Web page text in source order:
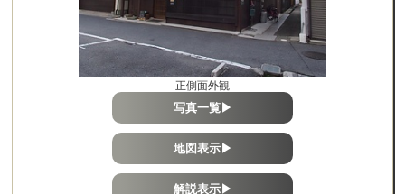
正側面外観
写真一覧▶
地図表示▶
解説表示▶